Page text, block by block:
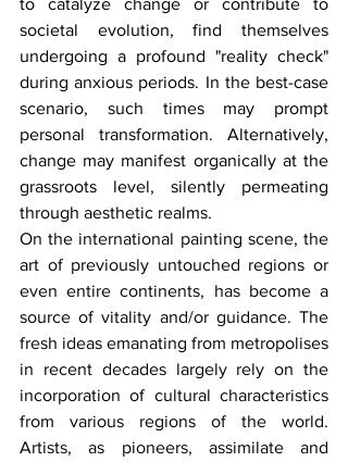
societal evolution, find themselves
undergoing a profound "reality check"
during anxious periods. In the best-case
scenario, such times may prompt
personal transformation. Alternatively,
change may manifest organically at the
grassroots level, silently permeating
through aesthetic realms.
On the international painting scene, the
art of previously untouched regions or
even entire continents, has become a
source of vitality and/or guidance. The
fresh ideas emanating from metropolises
in recent decades largely rely on the
incorporation of cultural characteristics
from various regions of the world.
Artists, as pioneers, assimilate and